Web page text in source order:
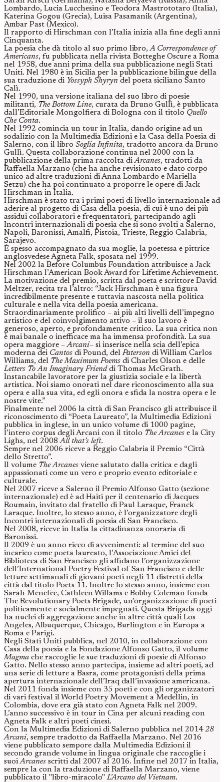
Lombardo, Lucia Lucchesino e Teodora Mastrototaro (Italia),
Katerina Gogou (Grecia), Luisa Pasamanik (Argentina),
Ambar Past (Mexico).
Il rapporto di Hirschman con l’Italia inizia alla fine degli anni
Cinquanta.
La poesia che dà titolo al suo primo libro,A Correspondence of
Americans, fu pubblicata nella rivista Botteghe Oscure a Roma
nel 1958, due anni prima della sua pubblicazione negli Stati
Uniti. Nel 1980 è in Sicilia per la pubblicazione bilingue della
sua traduzione di Yossyph Shyryn del poeta siciliano Santo
Calì.
Nel 1990, una versione italiana del suo libro di poesie
militanti, The Bottom Line, curata da Bruno Gullì, è pubblicata
dall’Editoriale Mongolfiera di Bologna con il titolo Quello
Che Conta.
Nel 1992 comincia un tour in Italia, dando origine ad un
sodalizio con la Multimedia Edizioni e la Casa della Poesia di
Salerno, con il libro Soglia Infinita, tradotto ancora da Bruno
Gullì. Questa collaborazione continua nel 2000 con la
pubblicazione della prima raccolta diArcanes, tradotti da
Raffaella Marzano (che ha anche revisionato e dato corpo
unico ad altre traduzioni di Anna Lombardo e Mariella
Setzu) che ha poi continuato a proporre le opere di Jack
Hirschman in Italia.
Hirschman è stato tra i primi poeti di livello internazionale ad
aderire al progetto di Casa della poesia, di cui è uno dei più
assidui collaboratori e frequentatori, partecipando agli
Incontri internazionali di poesia che si sono svolti a Salerno,
Napoli, Baronissi, Amalfi, Pistoia, Trieste, Reggio Calabria,
Sarajevo.
È spesso accompagnato da sua moglie, la poetessa e pittrice
anglosvedese Agneta Falk, sposata nel 1999.
Nel 2002 la Before Columbus Foundation attribuisce a Jack
Hirschman l’American Book Award for Lifetime Achievement.
La motivazione del premio, scritta dal poeta e scrittore David
Meltzer, recita tra l’altro: “Jack Hirschman è una figura
incredibilmente presente e tuttavia nascosta nella politica
culturale e nella vita della poesia americana.
Straordinariamente prolifico – ai più alti livelli dell’impegno
artistico e del coinvolgimento attivo – il suo lavoro è
generoso, aperto, e profondamente critico. La sua critica non
è mai banale o inefficace ma ha immensa profondità. La sua
opera maggiore –Arcani– si inserisce nella scia dell’epica
moderna dei Cantos di Pound, del Paterson di William Carlos
Williams, del The Maximum Poems di Charles Olson e delle
Letters To An Imaginary Frienddi Thomas McGrath.
Instancabile lavoratore per la giustizia sociale e la libertà
artistica. Noi siamo onorati nel dare riconoscimento alla sua
opera e alla sua vita, ed egli onora e sfida la nostra opera e le
nostre vite.”
Finalmente nel 2006 la città di San Francisco gli attribuisce il
riconoscimento di “Poeta Laureato”, la Multimedia Edizioni
pubblica in inglese, in un unico volume di 1000 pagine,
l’intero corpus degli Arcani con il titolo The Arcanes e la City
Lighs, nel 2008All that’s left.
Sempre nel 2006 riceve a Reggio Calabria il Premio “Città
dello Stretto”.
Il volume The Arcanes viene salutato dalla critica e dagli
appassionati come un vero e proprio evento editoriale e
culturale.
Nel 2007 riceve a Salerno il Premio Alfonso Gatto (sezione
internazionale) ed è ad Haiti per il centenario di Jacques
Roumain, invitato dal fratello di Paul Laraque, Franck
Laraque. Inoltre, lo stesso anno, è l’organizzatore degli
Incontri internazionali di poesia di San Francisco.
Nel 2008, riceve in Italia la cittadinanza onoraria di
Baronissi.
Il 2009 è un anno ricco di avvenimenti: al termine del suo
incarico come poeta laureato, l’Associazione Amici del
Biblioteca di San Francisco gli affidano l’organizzazione
dell’International Poetry Festival of San Francisco e delle
letture settimanali di giovani poeti negli 11 distretti della
città dal titolo Poets 11. Inoltre lo stesso anno, insieme con
Sarah Menefee, Cathleen Willams e Bobby Coleman fonda
The Revolutionary Poets Brigade, un’organizzazione di poeti
politicamente e socialmente impegnati. Questa Brigada oggi
ha nuclei di aggregazione anche in altre città quali Los
Angeles, Albuquerque, Chicago, Burlington e in Europa a
Roma e Parigi.
Negli Stati Uniti pubblica, nel 2010, in collaborazione con
Casa della poesia e la Fondazione Alfonso Gatto, il volume
Magma che raccoglie le sue traduzioni di poesie di Alfonso
Gatto. Nello stesso anno partecipa, insieme ad altri poeti, ad
una serie di letture a Basra, come protagonisti della prima
apertura internazionale dell’Iraq dall’invasione americana.
Nel 2011 fonda insieme con 35 poeti e con gli organizzatori
di vari festival il World Poetry Movement a Medellin, in
Colombia, dove era già stato con Agneta Falk nel 2009.
L’anno successivo è in tour in Cina per alcuni reading con
Agneta Falk e altri poeti cinesi.
Con la Multimedia Edizioni di Salerno pubblica nel 201428
Arcani, sempre tradotto da Raffaella Marzano. Nel 2016
viene pubblicato sempore dalla Multimedia Edizioni il
secondo grande volume in lingua originale che raccoglie i
suoiArcanes scritti dal 2007 al 2016. Infine nel 2017 in Italia,
sempre la con la traduzione di Raffaella Marzano, viene
pubblicato il "libro-miracolo" L'Arcano del Vietnam.